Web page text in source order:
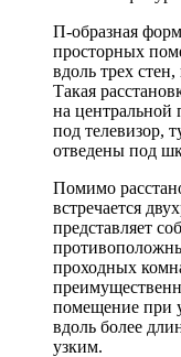
П-образная
просторных
вдоль трех стен,
Такая
на центральной
под телевизор,
отведены под
Помимо
встречается
представляет
проходных
помещение при
вдоль более
узким.